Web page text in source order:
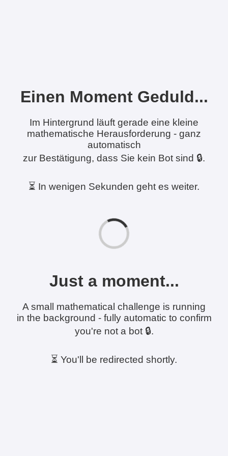
Einen Moment Geduld...
Im Hintergrund läuft gerade eine kleine
mathematische Herausforderung - ganz
automatisch
zur Bestätigung, dass Sie kein Bot sind 🔒.
⏳ In wenigen Sekunden geht es weiter.
Just a moment...
A small mathematical challenge is running
in the background - fully automatic to confirm
you're not a bot 🔒.
⏳ You'll be redirected shortly.